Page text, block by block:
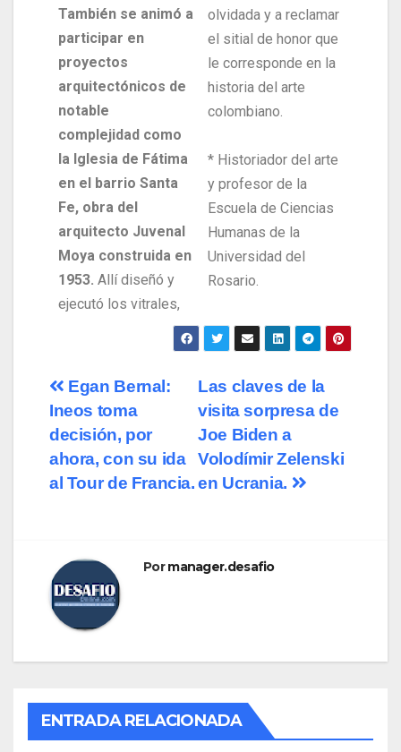
También se animó a
participar en
proyectos
arquitectónicos de
notable
complejidad como
la Iglesia de Fátima
en el barrio Santa
Fe, obra del
arquitecto Juvenal
Moya construida en
1953. Allí diseñó y
ejecutó los vitrales,
olvidada y a reclamar
el sitial de honor que
le corresponde en la
historia del arte
colombiano.
* Historiador del arte
y profesor de la
Escuela de Ciencias
Humanas de la
Universidad del
Rosario.
Las claves de la
visita sorpresa de
Joe Biden a
Volodímir Zelenski
en Ucrania.
Egan Bernal:
Ineos toma
decisión, por
ahora, con su ida
al Tour de Francia.
Pormanager.desafio
ENTRADA RELACIONADA